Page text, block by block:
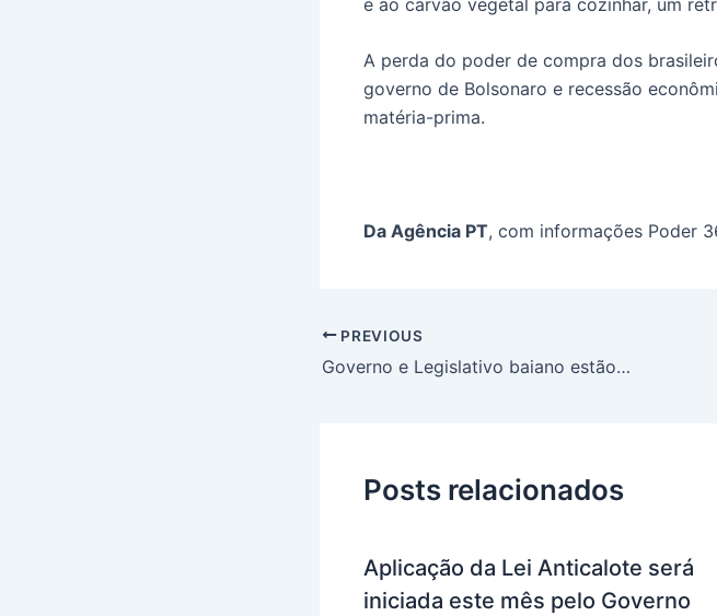
A perda do poder de compra dos
governo de Bolsonaro e recessão
matéria-prima.
Da Agência PT, com informações Poder
PREVIOUS
Governo e Legislativo baiano estão alinhados para regulamentar precatórios do Fundef: “Basta União pagar os valores”, afirma deputado Rosemberg
Posts relacionados
Aplicação da Lei Anticalote será
iniciada este mês pelo Governo